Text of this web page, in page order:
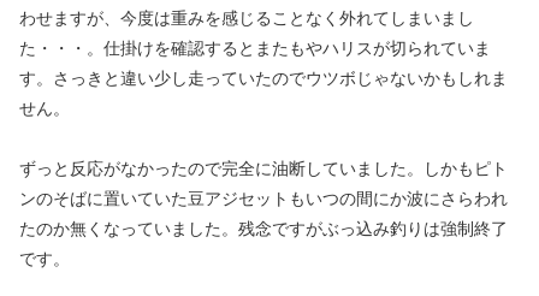
わせますが、今度は重みを感じることなく外れてしまいまし
た・・・。仕掛けを確認するとまたもやハリスが切られていま
す。さっきと違い少し走っていたのでウツボじゃないかもしれま
せん。
ずっと反応がなかったので完全に油断していました。しかもピト
ンのそばに置いていた豆アジセットもいつの間にか波にさらわれ
たのか無くなっていました。残念ですがぶっ込み釣りは強制終了
です。